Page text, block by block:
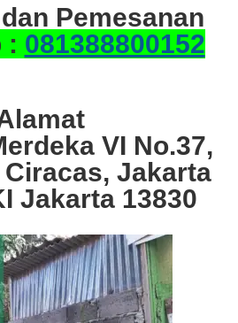
Pemesanan
: 081388800152
VI No.37,
Jakarta
Jakarta 13830